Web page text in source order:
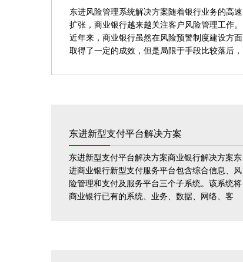
东进风险管理系统解决方案随着银行业务的高速
扩张，商业银行越来越关注客户风险管理工作。
近年来，商业银行虽然在风险预警制度建设方面
取得了一定的成效，但是局限于手段比较落后，
东进新型支付平台解决方案
东进新型支付平台解决方案商业银行解决方案东
进商业银行新型支付服务平台包含综合信息、风
险管理和支付及服务平台三个子系统。该系统将
商业银行已有的系统、业务、数据、网络、客